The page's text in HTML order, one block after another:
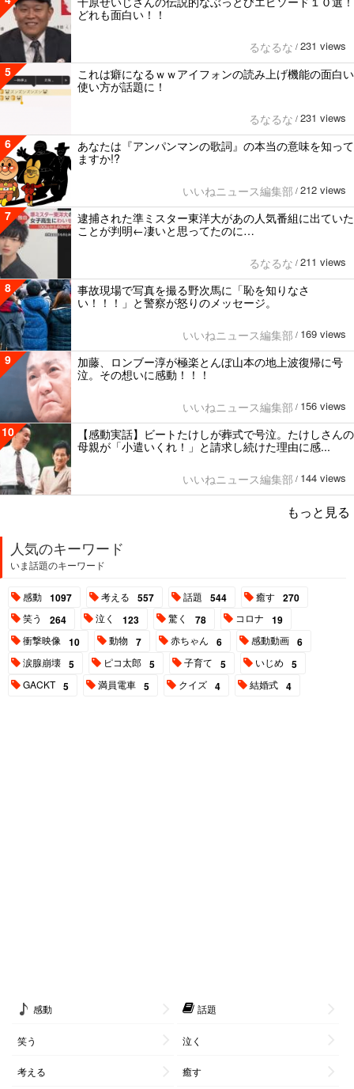
どれも面白い！！
るなるな / 231 views
5
これは癖になるｗｗアイフォンの読み上げ機能の面白い
使い方が話題に！
るなるな / 231 views
6
あなたは『アンパンマンの歌詞』の本当の意味を知って
ますか!?
いいねニュース編集部 / 212 views
7
逮捕された準ミスター東洋大があの人気番組に出ていた
ことが判明←凄いと思ってたのに…
るなるな / 211 views
8
事故現場で写真を撮る野次馬に「恥を知りなさ
い！！！」と警察が怒りのメッセージ。
いいねニュース編集部 / 169 views
9
加藤、ロンブー淳が極楽とんぼ山本の地上波復帰に号
泣。その想いに感動！！！
いいねニュース編集部 / 156 views
10
【感動実話】ビートたけしが葬式で号泣。たけしさんの
母親が「小遣いくれ！」と請求し続けた理由に感...
いいねニュース編集部 / 144 views
もっと見る
人気のキーワード
いま話題のキーワード
感動 1097 考える 557 話題 544 癒す 270
笑う 264 泣く 123 驚く 78 コロナ 19
衝撃映像 10 動物 7 赤ちゃん 6 感動動画 6
涙腺崩壊 5 ピコ太郎 5 子育て 5 いじめ 5
GACKT 5 満員電車 5 クイズ 4 結婚式 4
感動 話題
笑う 泣く
考える 癒す